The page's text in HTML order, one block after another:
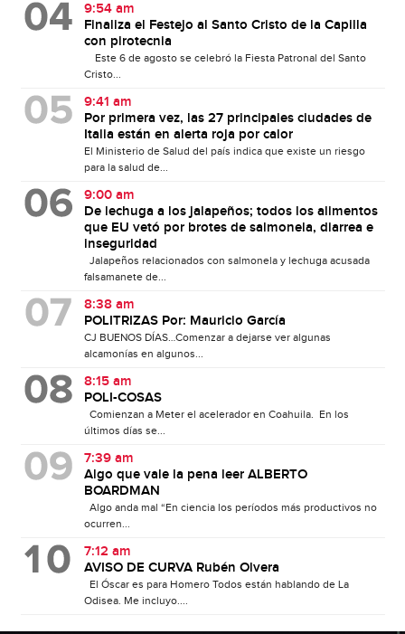
9:54 am
Finaliza el Festejo al Santo Cristo de la Capilla
con pirotecnia
Este 6 de agosto se celebró la Fiesta Patronal del Santo
Cristo...
9:41 am
Por primera vez, las 27 principales ciudades de
Italia están en alerta roja por calor
El Ministerio de Salud del país indica que existe un riesgo
para la salud de...
9:00 am
De lechuga a los jalapeños; todos los alimentos
que EU vetó por brotes de salmonela, diarrea e
inseguridad
Jalapeños relacionados con salmonela y lechuga acusada
falsamanete de...
8:38 am
POLITRIZAS Por: Mauricio García
CJ BUENOS DÍAS…Comenzar a dejarse ver algunas
alcamonías en algunos...
8:15 am
POLI-COSAS
Comienzan a Meter el acelerador en Coahuila. En los
últimos días se...
7:39 am
Algo que vale la pena leer ALBERTO
BOARDMAN
Algo anda mal “En ciencia los períodos más productivos no
ocurren...
7:12 am
AVISO DE CURVA Rubén Olvera
El Óscar es para Homero Todos están hablando de La
Odisea. Me incluyo....